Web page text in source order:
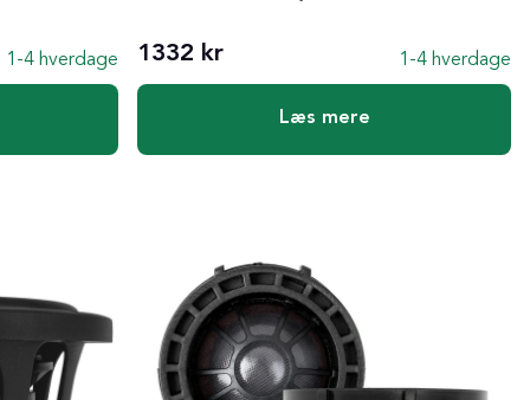
1-4 hverdage 1332 kr 1-4 hverdage
Læs mere